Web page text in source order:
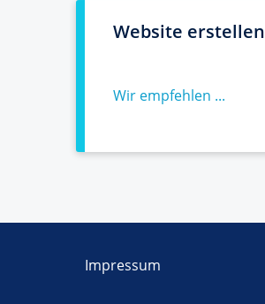
Website erstellen
Wir empfehlen ...
Impressum